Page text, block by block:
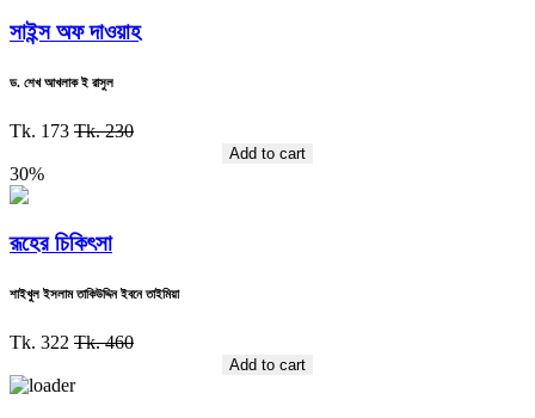
সাইন্স অফ দাওয়াহ
ড. শেখ আখলাক ই রাসুল
Tk. 173 Tk. 230
Add to cart
30%
রূহের চিকিৎসা
শাইখুল ইসলাম তাকিউদ্দিন ইবনে তাইমিয়া
Tk. 322 Tk. 460
Add to cart